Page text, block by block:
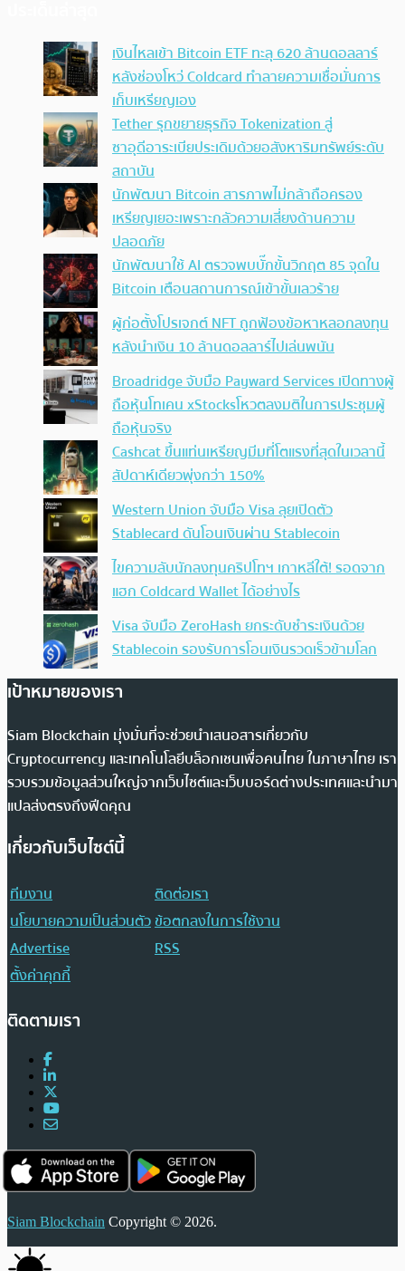
เงินไหลเข้า Bitcoin ETF ทะลุ 620 ล้านดอลลาร์
หลังช่องโหว่ Coldcard ทำลายความเชื่อมั่นการ
เก็บเหรียญเอง
Tether รุกขยายธุรกิจ Tokenization สู่
ซาอุดีอาระเบียประเดิมด้วยอสังหาริมทรัพย์ระดับ
สถาบัน
นักพัฒนา Bitcoin สารภาพไม่กล้าถือครอง
เหรียญเยอะเพราะกลัวความเสี่ยงด้านความ
ปลอดภัย
นักพัฒนาใช้ AI ตรวจพบบั๊กขั้นวิกฤต 85 จุดใน
Bitcoin เตือนสถานการณ์เข้าขั้นเลวร้าย
ผู้ก่อตั้งโปรเจกต์ NFT ถูกฟ้องข้อหาหลอกลงทุน
หลังนำเงิน 10 ล้านดอลลาร์ไปเล่นพนัน
Broadridge จับมือ Payward Services เปิดทางผู้
ถือหุ้นโทเคน xStocksโหวตลงมติในการประชุมผู้
ถือหุ้นจริง
Cashcat ขึ้นแท่นเหรียญมีมที่โตแรงที่สุดในเวลานี้
สัปดาห์เดียวพุ่งกว่า 150%
Western Union จับมือ Visa ลุยเปิดตัว
Stablecard ดันโอนเงินผ่าน Stablecoin
ไขความลับนักลงทุนคริปโทฯ เกาหลีใต้! รอดจาก
แฮก Coldcard Wallet ได้อย่างไร
Visa จับมือ ZeroHash ยกระดับชำระเงินด้วย
Stablecoin รองรับการโอนเงินรวดเร็วข้ามโลก
เป้าหมายของเรา
Siam Blockchain มุ่งมั่นที่จะช่วยนำเสนอสารเกี่ยวกับ
Cryptocurrency และเทคโนโลยีบล็อกเชนเพื่อคนไทย ในภาษาไทย เรา
รวบรวมข้อมูลส่วนใหญ่จากเว็บไซต์และเว็บบอร์ดต่างประเทศและนำมา
แปลส่งตรงถึงฟีดคุณ
เกี่ยวกับเว็บไซต์นี้
ทีมงาน
ติดต่อเรา
นโยบายความเป็นส่วนตัวข้อตกลงในการใช้งาน
Advertise
RSS
ตั้งค่าคุกกี้
ติดตามเรา
Siam Blockchain Copyright © 2026.